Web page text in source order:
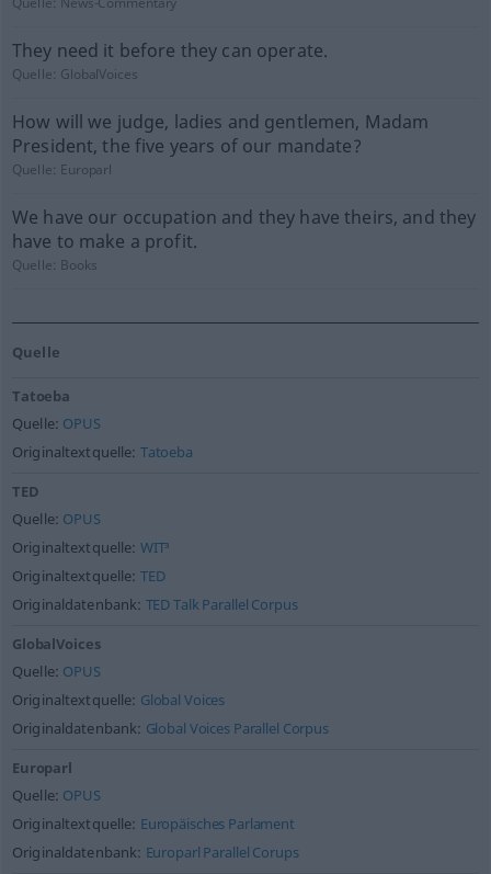
They need it before they can operate.
Quelle: GlobalVoices
How will we judge, ladies and gentlemen, Madam
President, the five years of our mandate?
Quelle: Europarl
We have our occupation and they have theirs, and they
have to make a profit.
Quelle: Books
Quelle
Tatoeba
Quelle: OPUS
Originaltextquelle: Tatoeba
TED
Quelle: OPUS
Originaltextquelle: WIT³
Originaltextquelle: TED
Originaldatenbank: TED Talk Parallel Corpus
GlobalVoices
Quelle: OPUS
Originaltextquelle: Global Voices
Originaldatenbank: Global Voices Parallel Corpus
Europarl
Quelle: OPUS
Originaltextquelle: Europäisches Parlament
Originaldatenbank: Europarl Parallel Corups